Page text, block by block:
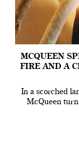
MCQUEEN
FIRE AND A
In a scorched
McQueen